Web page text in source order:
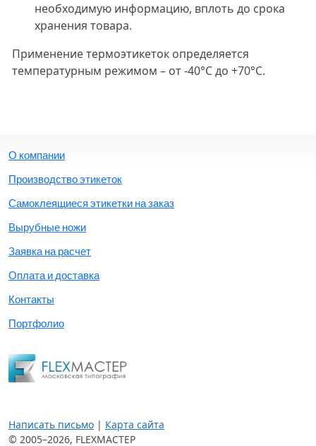
необходимую информацию, вплоть до срока
хранения товара.
Применение термоэтикеток определяется
температурным режимом – от -40°С до +70°С.
О компании
Производство этикеток
Самоклеящиеся этикетки на заказ
Вырубные ножи
Заявка на расчет
Оплата и доставка
Контакты
Портфолио
Написать письмо | Карта сайта
© 2005–2026, FLEXМАСТЕР